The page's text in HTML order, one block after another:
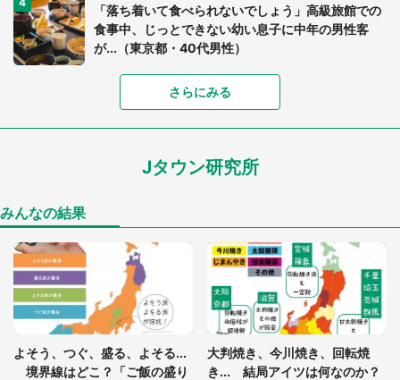
「落ち着いて食べられないでしょう」高級旅館での
食事中、じっとできない幼い息子に中年の男性客
が...（東京都・40代男性）
「富豪すぎ」1歳息子の〝店頭駄々こね〟の内容に1.
7万人驚がく 「お菓子売り場ならまだしも...」「ハ
ードル高い」
「閉所恐怖症の私は新幹線で大パニック。隣席の青
「ゾワゾワする」「本当に気持ち悪い」 道端でバ
グっちゃってた〝野生の野菜〟に6.5万人戦慄
座布団だろ」「食パンの耳」と1.4万人困惑
さらにみる
Jタウン研究所
みんなの結果
よそう、つぐ、盛る、よそる...
境界線はどこ？「ご飯の盛り
大判焼き、今川焼き、回転焼
き... 結局アイツは何なのか？